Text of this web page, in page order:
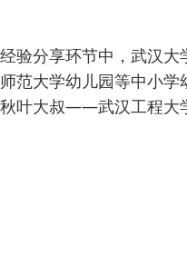
经验分享环节中，武汉
师范大学幼儿园等中小
秋叶大叔——武汉工程大